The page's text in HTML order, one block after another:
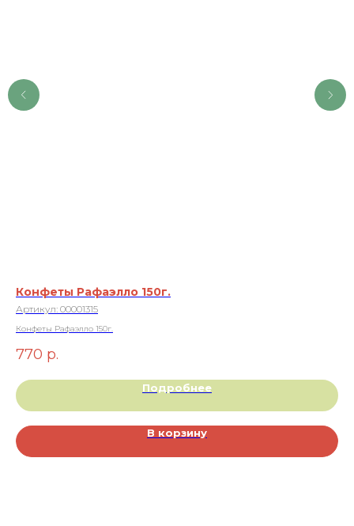
Конфеты Рафаэлло 150г.
Артикул: 00001315
Конфеты Рафаэлло 150г.
770 р.
Подробнее
В корзину